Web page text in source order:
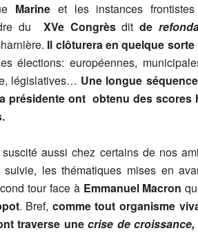
Marineet les instances
du XVe Congrèsdit de
Il clôturera en quelque
élections: européennes,
législatives… Une longue
présidente ont obtenu des
aussi chez certains de nos
suivie, les thématiques mises en
tour face à Emmanuel Macron
. Bref, comme tout organisme
traverse unecrise de croissance,